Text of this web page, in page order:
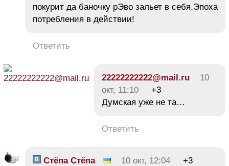
покурит да баночку рЭво зальет в себя.Эпоха
потребления в действии!
Ответить
22222222222@mail.ru
10
окт, 11:10
+3
Думская уже не та…
Ответить
Стёпа Стёпа 10 окт, 12:04
+3